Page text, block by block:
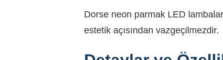
Dorse neon parmak LED
estetik açısından vazgeçilmezdir.